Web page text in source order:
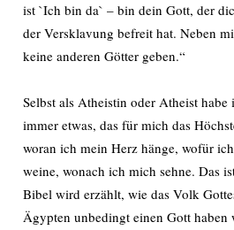
ist `Ich bin da` – bin dein Gott, der
der Versklavung befreit hat. Neben
keine anderen Götter geben.“
Selbst als Atheistin oder Atheist
immer etwas, das für mich das
woran ich mein Herz hänge, wofür
weine, wonach ich mich sehne. Das
Bibel wird erzählt, wie das Volk
Ägypten unbedingt einen Gott haben